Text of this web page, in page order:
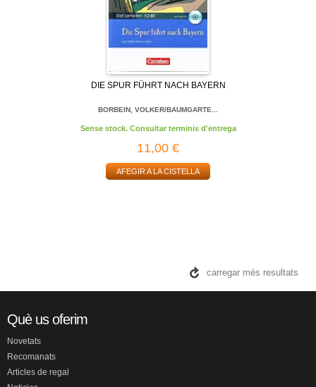
DIE SPUR FÜHRT NACH BAYERN
BORBEIN, VOLKER/BAUMGARTE...
Sense stock. Consultar terminis d'entrega
11,00 €
AFEGIR A LA CISTELLA
carregar més resultats
Què us oferim
Novetats
Recomanats
Articles de regal